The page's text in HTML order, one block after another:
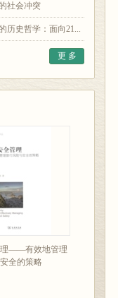
社会冲突
历史哲学：面向21...
更 多
理——有效地管理
全的策略